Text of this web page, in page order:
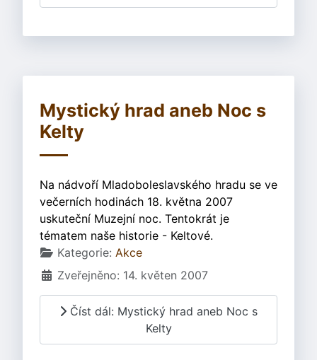
Mystický hrad aneb Noc s
Kelty
Na nádvoří Mladoboleslavského hradu se ve
večerních hodinách 18. května 2007
uskuteční Muzejní noc. Tentokrát je
tématem naše historie - Keltové.
Základní údaje
Kategorie: Akce
Zveřejněno: 14. květen 2007
Číst dál: Mystický hrad aneb Noc s
Kelty